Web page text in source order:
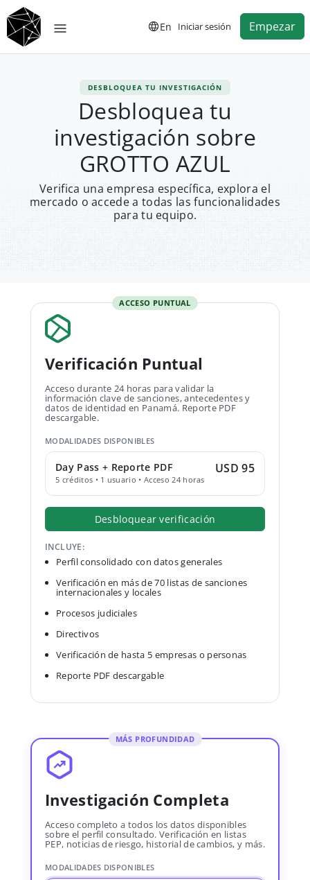
En Iniciar sesión Empezar
DESBLOQUEA TU INVESTIGACIÓN
Desbloquea tu
investigación sobre
GROTTO AZUL
Verifica una empresa específica, explora el
mercado o accede a todas las funcionalidades
para tu equipo.
ACCESO PUNTUAL
Verificación Puntual
Acceso durante 24 horas para validar la
información clave de sanciones, antecedentes y
datos de identidad en Panamá. Reporte PDF
descargable.
MODALIDADES DISPONIBLES
Day Pass + Reporte PDF
5 créditos • 1 usuario • Acceso 24 horas
USD 95
Desbloquear verificación
INCLUYE:
Perfil consolidado con datos generales
Verificación en más de 70 listas de sanciones
internacionales y locales
Procesos judiciales
Directivos
Verificación de hasta 5 empresas o personas
Reporte PDF descargable
MÁS PROFUNDIDAD
Investigación Completa
Acceso completo a todos los datos disponibles
sobre el perfil consultado. Verificación en listas
PEP, noticias de riesgo, historial de cambios, y más.
MODALIDADES DISPONIBLES